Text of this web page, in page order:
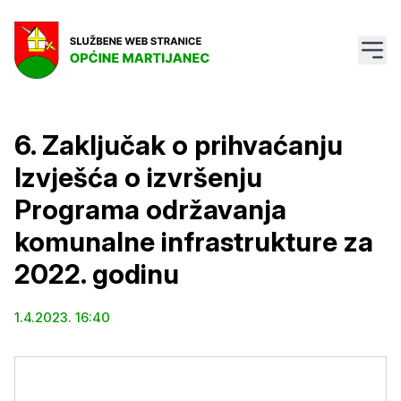
6. Zaključak o prihvaćanju
Izvješća o izvršenju
Programa održavanja
komunalne infrastrukture za
2022. godinu
1.4.2023. 16:40